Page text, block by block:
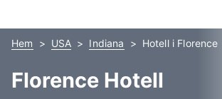
Hem USA Indiana Hotell i Florence
Florence Hotell